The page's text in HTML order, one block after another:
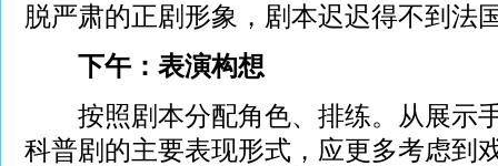
脱严肃的正剧形象，剧本迟迟得不到法
下午：表演构想
按照剧本分配角色、排练。从展示
科普剧的主要表现形式，应更多考虑到